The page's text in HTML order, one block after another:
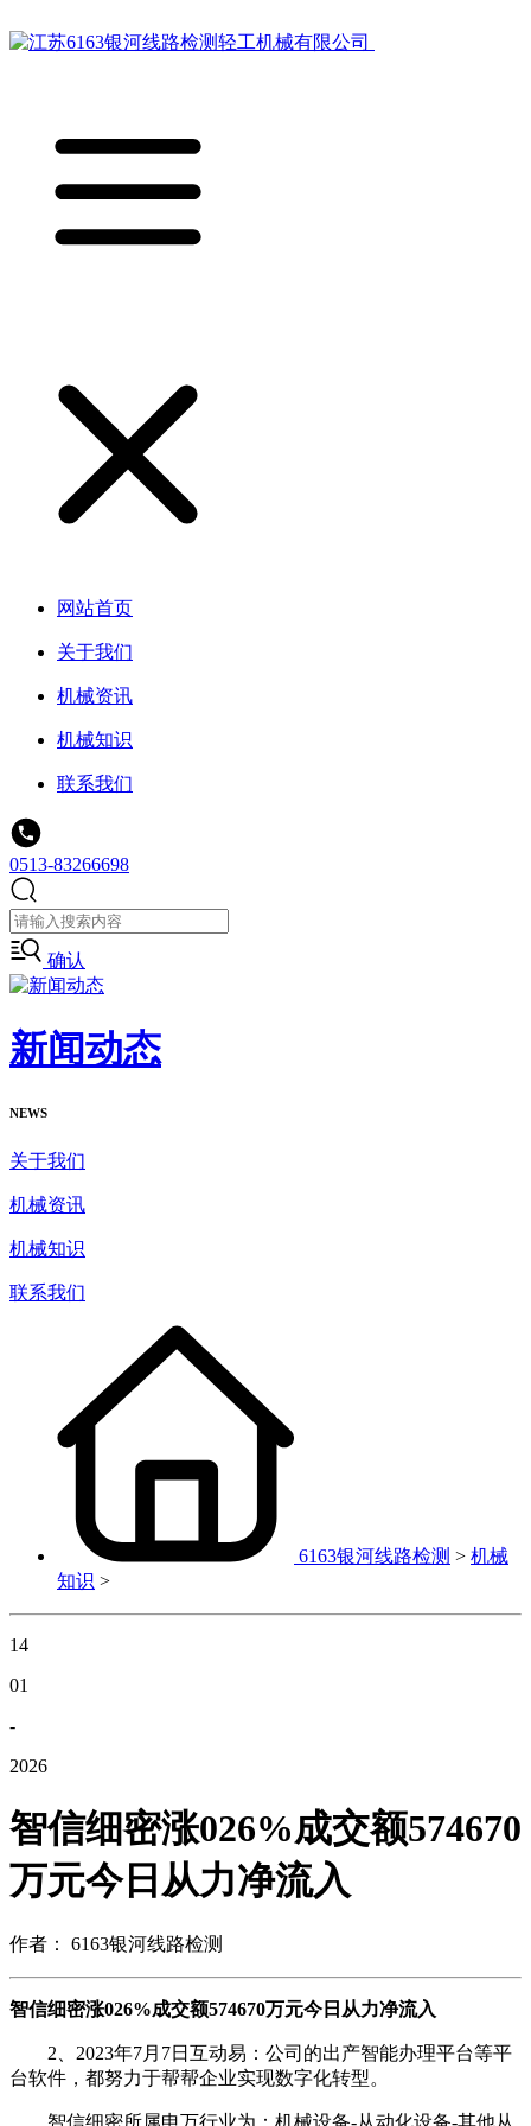
网站首页
关于我们
机械资讯
机械知识
联系我们
0513-83266698
确认
新闻动态
NEWS
关于我们
机械资讯
机械知识
联系我们
6163银河线路检测 > 机械
知识 >
14
01
-
2026
智信细密涨026%成交额574670
万元今日从力净流入
作者： 6163银河线路检测
智信细密涨026%成交额574670万元今日从力净流入
2、2023年7月7日互动易：公司的出产智能办理平台等平
台软件，都努力于帮帮企业实现数字化转型。